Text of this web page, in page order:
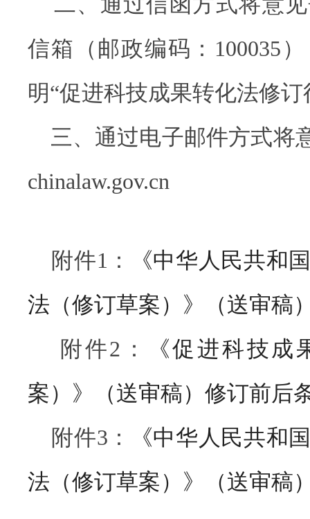
信箱（邮政编码：100035
明“促进科技成果转化法修
三、通过电子邮件方式将
chinalaw.gov.cn
附件1：
《中华人民共和
法（修订草案）》（送审稿
附件2：
《促进科技
案）》（送审稿）修订前后
附件3：
《中华人民共和
法（修订草案）》（送审稿